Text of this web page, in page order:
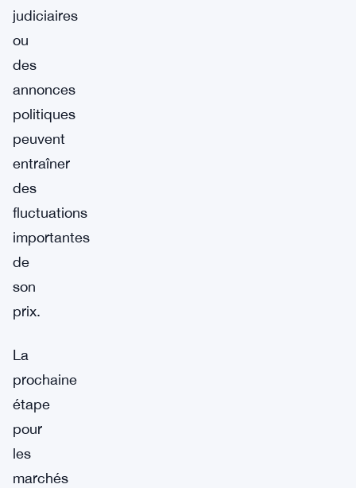
judiciaires
ou
des
annonces
politiques
peuvent
entraîner
des
fluctuations
importantes
de
son
prix.
La
prochaine
étape
pour
les
marchés